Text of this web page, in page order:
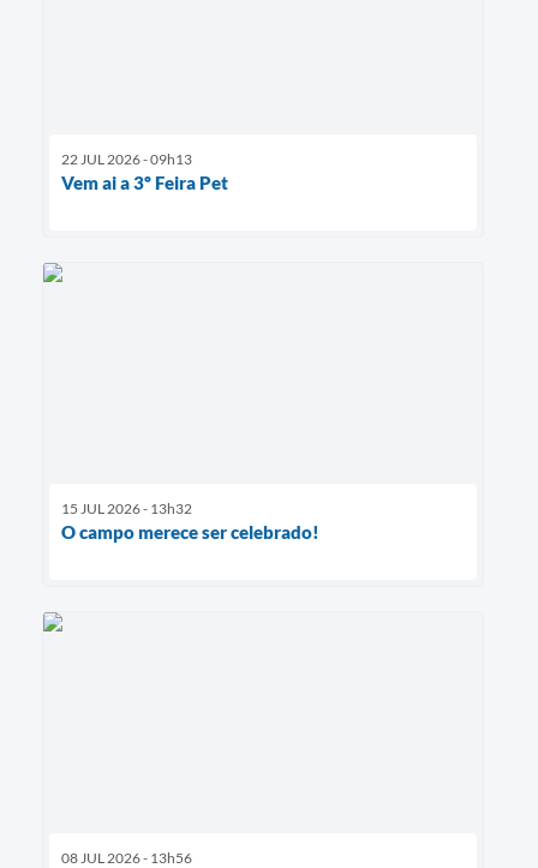
22 JUL 2026 - 09h13
Vem ai a 3º Feira Pet
15 JUL 2026 - 13h32
O campo merece ser celebrado!
08 JUL 2026 - 13h56